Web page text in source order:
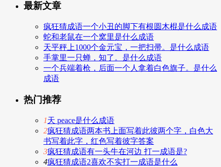
最新文章
疯狂猜成语一个小丑的脚下有根圆木棍是什么成语
蛇和老鼠在一个窝里是什么成语
天平秤上1000个金元宝，一把扫帚。是什么成语
手掌里一只蝉，知了。是什么成语
一个兵端着枪，后面一个人拿着白色旗子。是什么
成语
热门推荐
1天 peace是什么成语
2疯狂猜成语两本书上面写着此彼两个字，白色大
书写着此字，红色写着彼字答案
3疯狂猜成语有一头牛在河边 打一成语是?
4疯狂猜成语2喜欢不实打一成语是什么